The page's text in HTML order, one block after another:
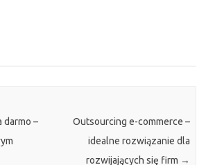
darmo –
Outsourcing e-commerce –
idealne rozwiązanie dla
rozwijających się firm →